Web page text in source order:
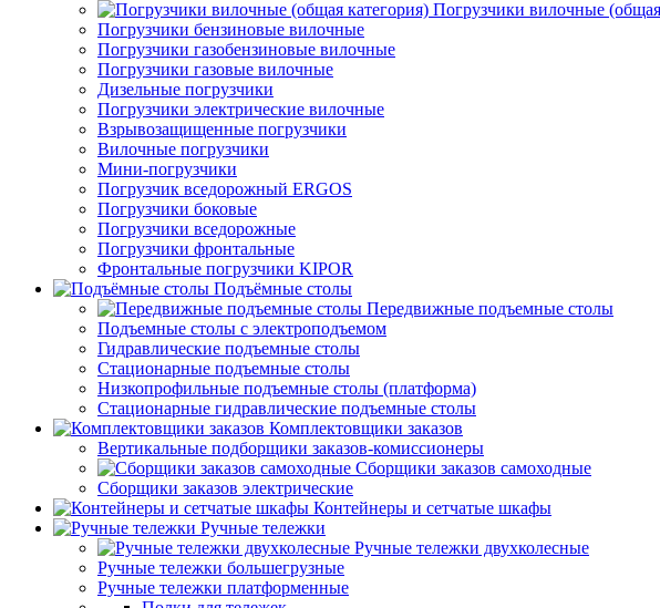
Погрузчики вилочные
Погрузчики бензиновые вилочные
Погрузчики газобензиновые вилочные
Погрузчики газовые вилочные
Дизельные погрузчики
Погрузчики электрические вилочные
Взрывозащищенные погрузчики
Вилочные погрузчики
Мини-погрузчики
Погрузчик вседорожный ERGOS
Погрузчики боковые
Погрузчики вседорожные
Погрузчики фронтальные
Фронтальные погрузчики KIPOR
Подъёмные столы
Передвижные подъемные столы
Подъемные столы с электроподъемом
Гидравлические подъемные столы
Стационарные подъемные столы
Низкопрофильные подъемные столы (платформа)
Стационарные гидравлические подъемные столы
Комплектовщики заказов
Вертикальные подборщики заказов-комиссионеры
Сборщики заказов самоходные
Сборщики заказов электрические
Контейнеры и сетчатые шкафы
Ручные тележки
Ручные тележки двухколесные
Ручные тележки большегрузные
Ручные тележки платформенные